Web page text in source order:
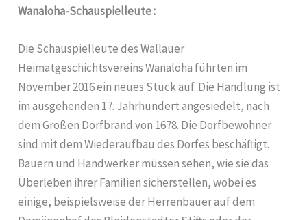
Wanaloha-Schauspielleute :
Die Schauspielleute des Wallauer
Heimatgeschichtsvereins Wanaloha führten im
November 2016 ein neues Stück auf. Die Handlung ist
im ausgehenden 17. Jahrhundert angesiedelt, nach
dem Großen Dorfbrand von 1678. Die Dorfbewohner
sind mit dem Wiederaufbau des Dorfes beschäftigt.
Bauern und Handwerker müssen sehen, wie sie das
Überleben ihrer Familien sicherstellen, wobei es
einige, beispielsweise der Herrenbauer auf dem